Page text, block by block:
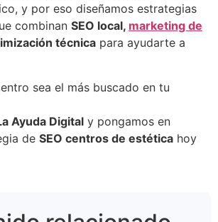
y por eso diseñamos estrategias
combinan SEO local, marketing de
técnica para ayudarte a
sea el más buscado en tu
Ayuda Digital y pongamos en
de SEO centros de estética hoy